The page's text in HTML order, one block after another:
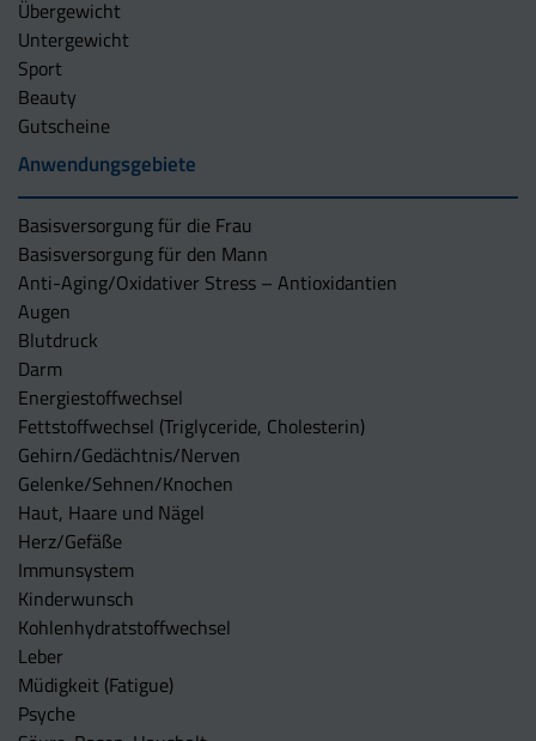
Übergewicht
Untergewicht
Sport
Beauty
Gutscheine
Anwendungsgebiete
Basisversorgung für die Frau
Basisversorgung für den Mann
Anti-Aging/Oxidativer Stress – Antioxidantien
Augen
Blutdruck
Darm
Energiestoffwechsel
Fettstoffwechsel (Triglyceride, Cholesterin)
Gehirn/Gedächtnis/Nerven
Gelenke/Sehnen/Knochen
Haut, Haare und Nägel
Herz/Gefäße
Immunsystem
Kinderwunsch
Kohlenhydratstoffwechsel
Leber
Müdigkeit (Fatigue)
Psyche